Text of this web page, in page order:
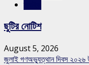
ছুটির নোটিশ
August 5, 2026
জুলাই গণঅভ্যুত্থান দিবস ২০২৬